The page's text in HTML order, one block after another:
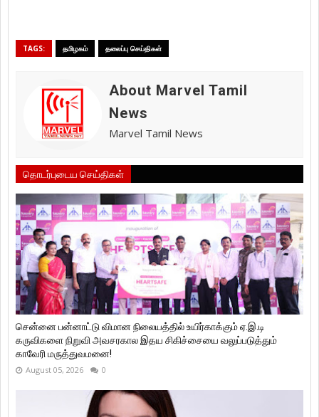
TAGS: தமிழகம் தலைப்பு செய்திகள்
About Marvel Tamil
News
Marvel Tamil News
தொடர்புடைய செய்திகள்
சென்னை பன்னாட்டு விமான நிலையத்தில் உயிர்காக்கும் ஏ.இ.டி
கருவிகளை நிறுவி அவசரகால இதய சிகிச்சையை வலுப்படுத்தும்
காவேரி மருத்துவமனை!
August 05, 2026 0